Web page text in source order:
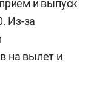
и выпуск
Из-за
на вылет и